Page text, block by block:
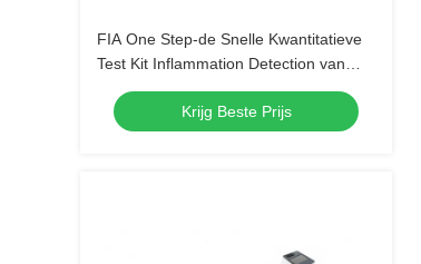
FIA One Step-de Snelle Kwantitatieve
Test Kit Inflammation Detection van
PCT
Krijg Beste Prijs